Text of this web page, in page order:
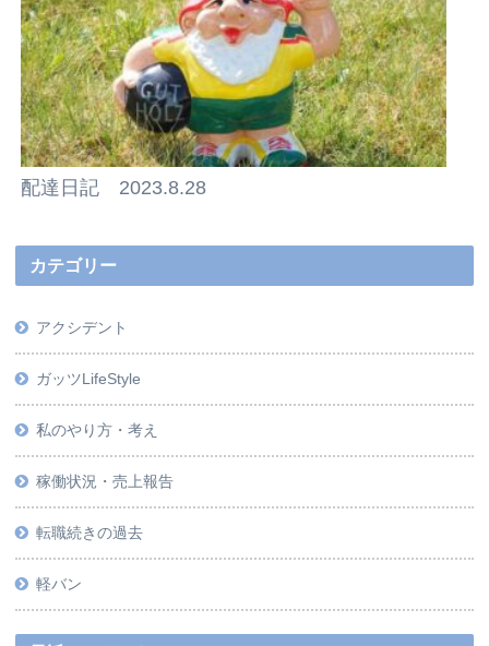
配達日記 2023.8.28
カテゴリー
アクシデント
ガッツLifeStyle
私のやり方・考え
稼働状況・売上報告
転職続きの過去
軽バン